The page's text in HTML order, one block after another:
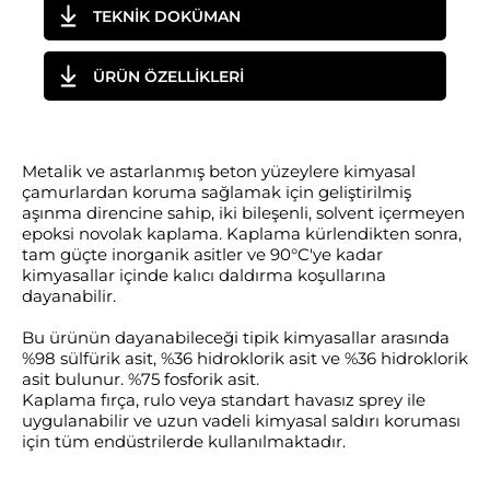
TEKNİK DOKÜMAN
ÜRÜN ÖZELLİKLERİ
Metalik ve astarlanmış beton yüzeylere kimyasal
çamurlardan koruma sağlamak için geliştirilmiş
aşınma direncine sahip, iki bileşenli, solvent içermeyen
epoksi novolak kaplama. Kaplama kürlendikten sonra,
tam güçte inorganik asitler ve 90°C'ye kadar
kimyasallar içinde kalıcı daldırma koşullarına
dayanabilir.
Bu ürünün dayanabileceği tipik kimyasallar arasında
%98 sülfürik asit, %36 hidroklorik asit ve %36 hidroklorik
asit bulunur. %75 fosforik asit.
Kaplama fırça, rulo veya standart havasız sprey ile
uygulanabilir ve uzun vadeli kimyasal saldırı koruması
için tüm endüstrilerde kullanılmaktadır.